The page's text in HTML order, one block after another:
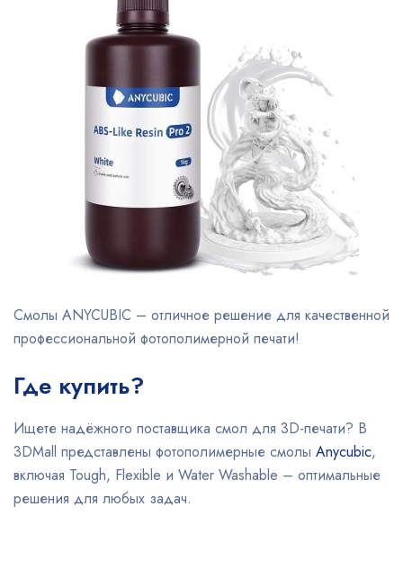
Смолы ANYCUBIC – отличное решение для качественной
профессиональной фотополимерной печати!
Где купить?
Ищете надёжного поставщика смол для 3D-печати? В
3DMall представлены фотополимерные смолы Anycubic,
включая Tough, Flexible и Water Washable – оптимальные
решения для любых задач.